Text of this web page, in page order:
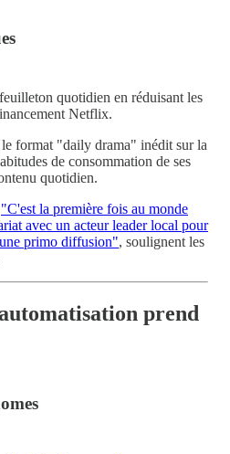
quotidien en réduisant les
Netflix.
format "daily drama" inédit sur la
de consommation de ses
quotidien.
"C'est la première fois au monde
avec un acteur leader local pour
primo diffusion", soulignent les
prend